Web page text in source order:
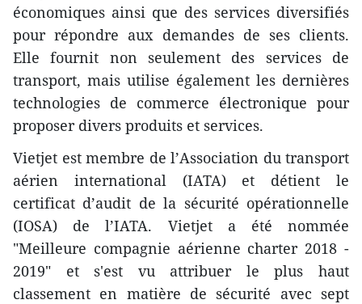
économiques ainsi que des services diversifiés
pour répondre aux demandes de ses clients.
Elle fournit non seulement des services de
transport, mais utilise également les dernières
technologies de commerce électronique pour
proposer divers produits et services.
Vietjet est membre de l’Association du transport
aérien international (IATA) et détient le
certificat d’audit de la sécurité opérationnelle
(IOSA) de l’IATA. Vietjet a été nommée
"Meilleure compagnie aérienne charter 2018 -
2019" et s'est vu attribuer le plus haut
classement en matière de sécurité avec sept